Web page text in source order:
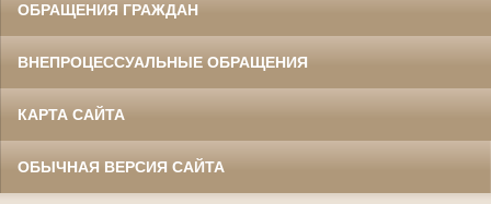
ОБРАЩЕНИЯ ГРАЖДАН
ВНЕПРОЦЕССУАЛЬНЫЕ ОБРАЩЕНИЯ
КАРТА САЙТА
ОБЫЧНАЯ ВЕРСИЯ САЙТА